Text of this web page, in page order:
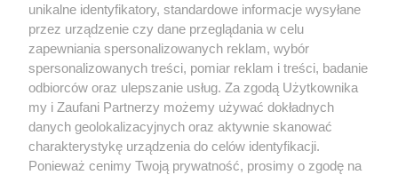
O FIRMIE POLITYKA PRYWATNOŚCI HOSTING
REKLAMA WSPÓŁPRACA RSS FACEBOOK KONTAKT
Nasze serwisy
Aktualności
Tcz24
Muzyka i kultura
Archiwum wydarzeń
unikalne identyfikatory, standardowe informacje wysyłane
przez urządzenie czy dane przeglądania w celu
zapewniania spersonalizowanych reklam, wybór
spersonalizowanych treści, pomiar reklam i treści, badanie
odbiorców oraz ulepszanie usług. Za zgodą Użytkownika
my i Zaufani Partnerzy możemy używać dokładnych
danych geolokalizacyjnych oraz aktywnie skanować
charakterystykę urządzenia do celów identyfikacji.
Ponieważ cenimy Twoją prywatność, prosimy o zgodę na